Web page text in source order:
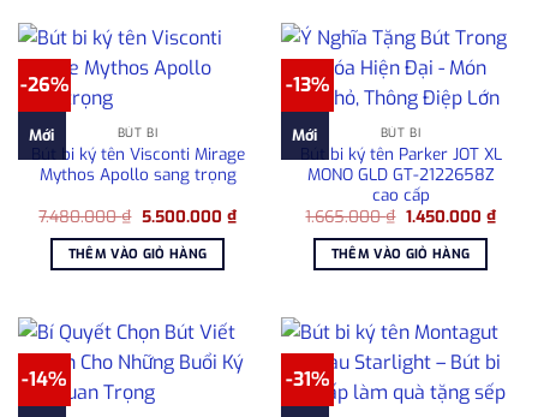
-26%
Mới BÚT BI
Bút bi ký tên Visconti Mirage
Mythos Apollo sang trọng
7.480.000₫ Giá
là:
7.480.000 ₫.
5.500.000 ₫Giá
hiện
5.500.000 ₫.
THÊM VÀO GIỎ HÀNG
-13%
Mới BÚT BI
Bút bi ký tên Parker JOT XL
MONO GLD GT-2122658Z
cao cấp
1.665.000₫ Giá
là:
1.665.000 ₫.
1.450.000 ₫Giá
hiện
THÊM VÀO GIỎ HÀNG
-14% -31%